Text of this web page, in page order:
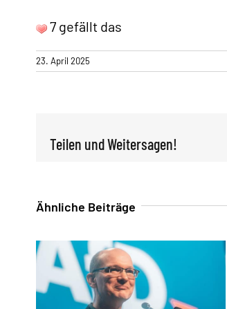
7 gefällt das
23. April 2025
Teilen und Weitersagen!
Ähnliche Beiträge